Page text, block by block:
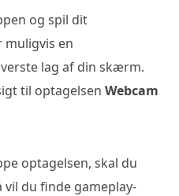
og spil dit
en
lag af din skærm.
til optagelsen Webcam
optagelsen, skal du
vil du finde gameplay-